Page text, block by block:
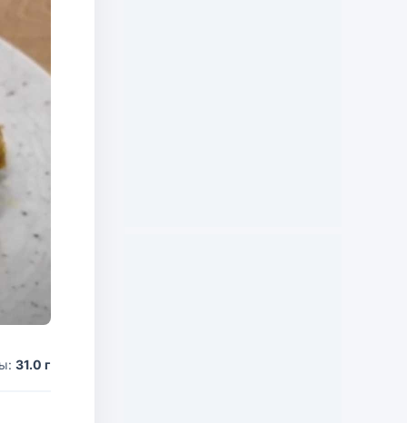
31.0 г